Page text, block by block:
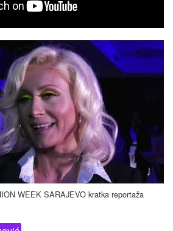
WEEK SARAJEVO kratka reportaža